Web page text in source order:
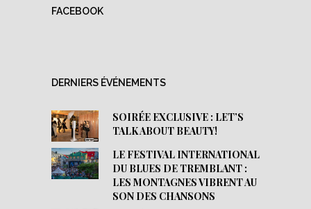
FACEBOOK
DERNIERS ÉVÉNEMENTS
SOIRÉE EXCLUSIVE : LET’S
TALK ABOUT BEAUTY!
LE FESTIVAL INTERNATIONAL
DU BLUES DE TREMBLANT :
LES MONTAGNES VIBRENT AU
SON DES CHANSONS